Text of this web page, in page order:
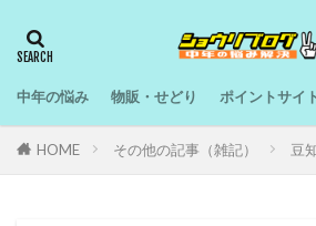
中年の悩み 物販・せどり ポイントサイ
HOME その他の記事（雑記） 豆